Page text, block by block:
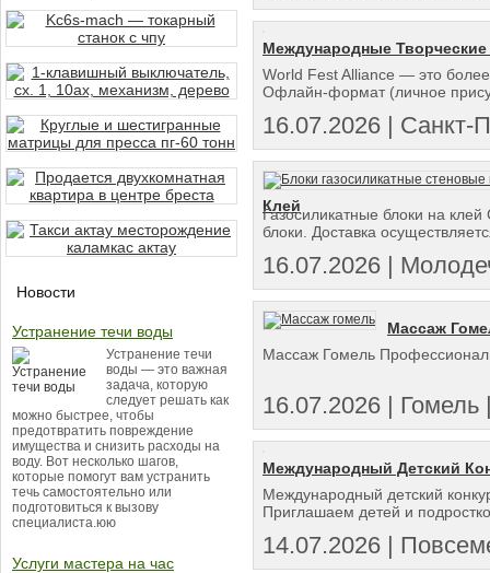
Международные
World Fest Alliance — это
Офлайн-формат (личное
16.07.2026 | Санкт-
Клей
Газосиликатные блоки на
блоки. Доставка
16.07.2026 |
Массаж
Массаж Гомель
16.07.2026 | Гомель
Международный Детский
Международный детский
Приглашаем детей и
14.07.2026 |
Новости
Устранение течи воды
Устранение течи
воды — это важная
задача, которую
следует решать как
можно быстрее, чтобы
предотвратить повреждение
имущества и снизить расходы на
воду. Вот несколько шагов,
которые помогут вам устранить
течь самостоятельно или
подготовиться к вызову
специалиста.юю
Услуги мастера на час